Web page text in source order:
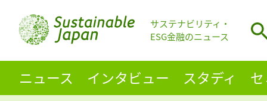
サステナビリティ・
ESG金融のニュース
ニュース インタビュー スタディ